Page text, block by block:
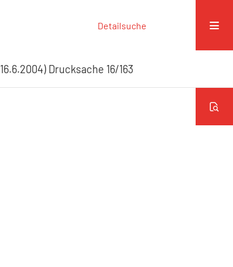
Detailsuche
Drucksache 16/163